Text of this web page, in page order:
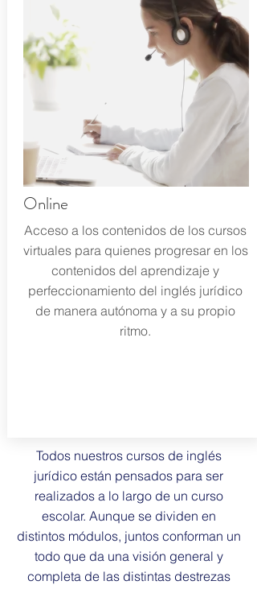
Online
Acceso a los contenidos de los cursos
virtuales para quienes progresar en los
contenidos del aprendizaje y
perfeccionamiento del inglés jurídico
de manera autónoma y a su propio
ritmo.
Todos nuestros cursos de inglés
jurídico están pensados para ser
realizados a lo largo de un curso
escolar. Aunque se dividen en
distintos módulos, juntos conforman un
todo que da una visión general y
completa de las distintas destrezas